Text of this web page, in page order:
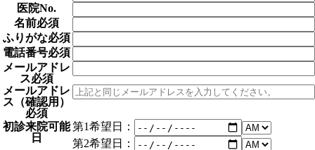
医院No.
名前必須
ふりがな必須
電話番号必須
メールアドレ
ス必須
メールアドレ
ス（確認用）
必須
初診来院可能
日
第1希望日：
第2希望日：